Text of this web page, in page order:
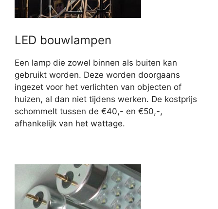
LED bouwlampen
Een lamp die zowel binnen als buiten kan
gebruikt worden. Deze worden doorgaans
ingezet voor het verlichten van objecten of
huizen, al dan niet tijdens werken. De kostprijs
schommelt tussen de €40,- en €50,-,
afhankelijk van het wattage.